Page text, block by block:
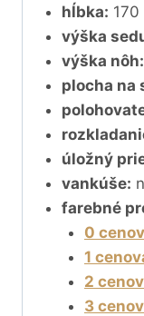
hĺbka: 170
výška
výška nôh:
plocha na
úložný
vankúše:
farebné
0
1
2
3